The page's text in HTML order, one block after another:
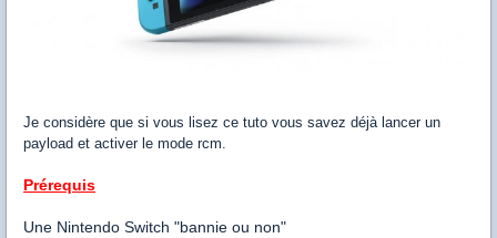
Je considère que si vous lisez ce tuto vous savez déjà lancer un
payload et activer le mode rcm.
Prérequis
Une Nintendo Switch "bannie ou non"